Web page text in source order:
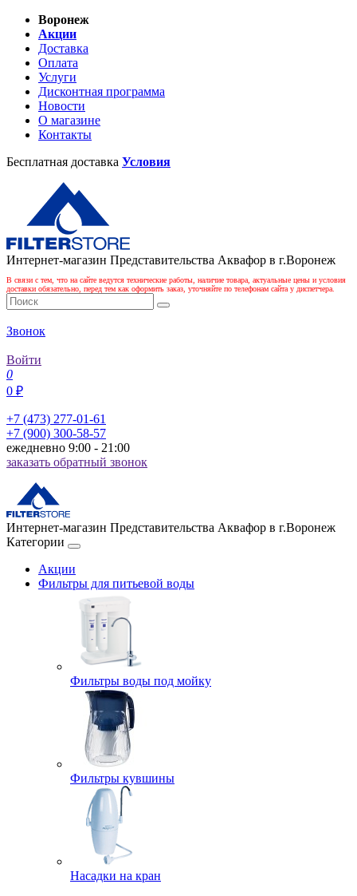
Воронеж
Акции
Доставка
Оплата
Услуги
Дисконтная программа
Новости
О магазине
Контакты
Бесплатная доставка Условия
Интернет-магазин Представительства Аквафор в г.Воронеж
В связи с тем, что на сайте ведутся технические работы, наличие товара, актуальные цены и условия
доставки обязательно, перед тем как оформить заказ, уточняйте по телефонам сайта у диспетчера.
Звонок
Войти
0
0 ₽
+7 (473) 277-01-61
+7 (900) 300-58-57
ежедневно 9:00 - 21:00
заказать обратный звонок
Интернет-магазин Представительства Аквафор в г.Воронеж
Категории
Акции
Фильтры для питьевой воды
Фильтры воды под мойку
Фильтры кувшины
Насадки на кран